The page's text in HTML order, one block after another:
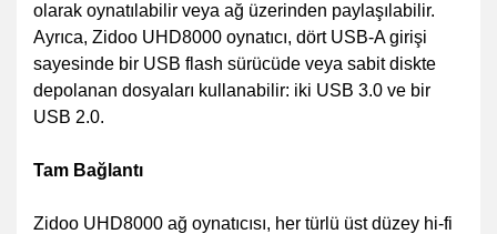
olarak oynatılabilir veya ağ üzerinden paylaşılabilir.
Ayrıca, Zidoo UHD8000 oynatıcı, dört USB-A girişi
sayesinde bir USB flash sürücüde veya sabit diskte
depolanan dosyaları kullanabilir: iki USB 3.0 ve bir
USB 2.0.
Tam Bağlantı
Zidoo UHD8000 ağ oynatıcısı, her türlü üst düzey hi-fi